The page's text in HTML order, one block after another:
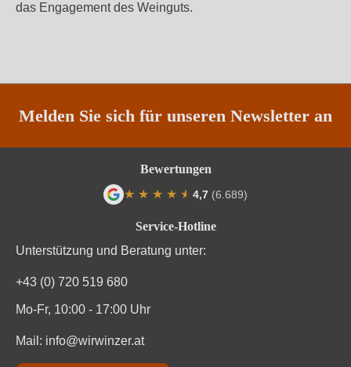
das Engagement des Weinguts.
Melden Sie sich für unseren Newsletter an
Service-Hotline
Unterstützung und Beratung unter:
+43 (0) 720 519 680
Mo-Fr, 10:00 - 17:00 Uhr
Mail: info@wirwinzer.at
Bewertungen
★ ★ ★ ★ ★
★ 4,7 (6.689)